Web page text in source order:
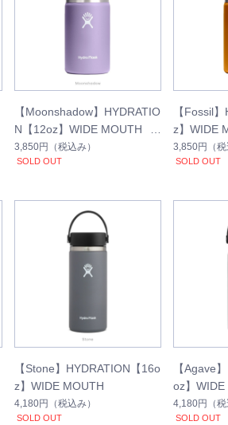
【Moonshadow】HYDRATIO
N【12oz】WIDE MOUTH（2
024年秋冬新作カラー）
3,850円 （税込み）
SOLD OUT
【Fossil
z】WIDE
秋冬新作
3,850円 （
SOLD OUT
【Stone】HYDRATION【16o
z】WIDE MOUTH
4,180円 （税込み）
SOLD OUT
【Agave
oz】
4,180円 （
SOLD OUT